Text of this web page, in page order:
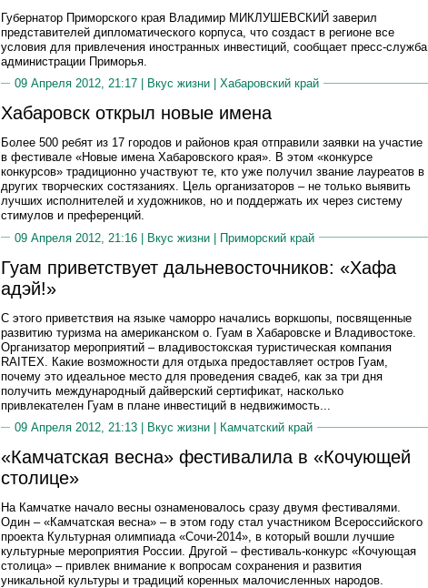
Губернатор Приморского края Владимир МИКЛУШЕВСКИЙ заверил
представителей дипломатического корпуса, что создаст в регионе все
условия для привлечения иностранных инвестиций, сообщает пресс-служба
администрации Приморья.
09 Апреля 2012, 21:17 |
Вкус жизни Хабаровский край
Хабаровск открыл новые имена
Более 500 ребят из 17 городов и районов края отправили заявки на участие
в фестивале «Новые имена Хабаровского края». В этом «конкурсе
конкурсов» традиционно участвуют те, кто уже получил звание лауреатов в
других творческих состязаниях. Цель организаторов – не только выявить
лучших исполнителей и художников, но и поддержать их через систему
стимулов и преференций.
09 Апреля 2012, 21:16 | Вкус жизни | Приморский край
Гуам приветствует дальневосточников: «Хафа
адэй!»
С этого приветствия на языке чаморро начались воркшопы, посвященные
развитию туризма на американском о. Гуам в Хабаровске и Владивостоке.
Организатор мероприятий – владивостокская туристическая компания
RAITEX. Какие возможности для отдыха предоставляет остров Гуам,
почему это идеальное место для проведения свадеб, как за три дня
получить международный дайверский сертификат, насколько
привлекателен Гуам в плане инвестиций в недвижимость...
09 Апреля 2012, 21:13 |
Вкус жизни Камчатский край
«Камчатская весна» фестивалила в «Кочующей
столице»
На Камчатке начало весны ознаменовалось сразу двумя фестивалями.
Один – «Камчатская весна» – в этом году стал участником Всероссийского
проекта Культурная олимпиада «Сочи-2014», в который вошли лучшие
культурные мероприятия России. Другой – фестиваль-конкурс «Кочующая
столица» – привлек внимание к вопросам сохранения и развития
уникальной культуры и традиций коренных малочисленных народов.